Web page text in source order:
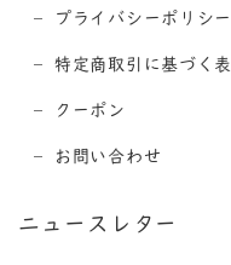
プライバシーポリシー
特定商取引に基づく
クーポン
お問い合わせ
ニュースレター